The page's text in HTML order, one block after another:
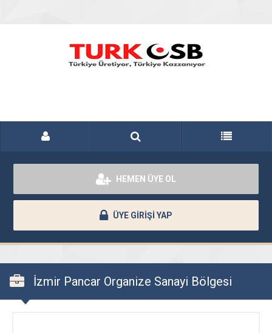
HEMEN ÜYE OL
ÜYE GİRİŞİ YAP
İzmir Pancar Organize Sanayi Bölgesi